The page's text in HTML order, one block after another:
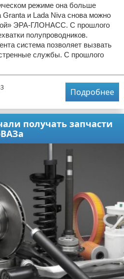
режиме она больше
Granta и Lada Niva снова можно
ЭРА-ГЛОНАСС. С прошлого
полупроводников.
система позволяет вызвать
службы. С прошлого
Подробнее
получать запчасти